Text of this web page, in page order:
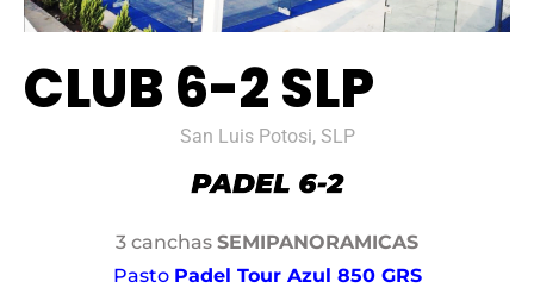
CLUB 6-2 SLP
San Luis Potosi, SLP
3 canchas SEMIPANORAMICAS
Pasto Padel Tour Azul 850 GRS